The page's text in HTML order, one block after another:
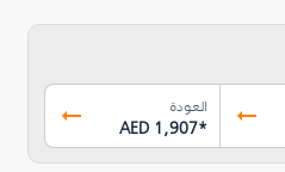
العودة
AED 1,907*